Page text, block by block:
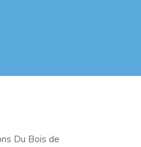
Du Bois de